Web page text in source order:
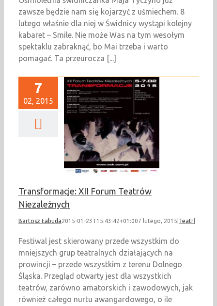
zawsze będzie nam się kojarzyć z uśmiechem. 8
lutego właśnie dla niej w Świdnicy wystąpi kolejny
kabaret – Smile. Nie może Was na tym wesołym
spektaklu zabraknąć, bo Mai trzeba i warto
pomagać. Ta przeurocza [...]
7
02, 2015
XII Forum
Transformacje: XII Forum Teatrów
Niezależnych
Bartosz Łabuda2015-01-23T15:43:42+01:007 lutego, 2015 Teatr
Festiwal jest skierowany przede wszystkim do
mniejszych grup teatralnych działających na
prowincji – przede wszystkim z terenu Dolnego
Śląska. Przegląd otwarty jest dla wszystkich
teatrów, zarówno amatorskich i zawodowych, jak
również całego nurtu awangardowego, o ile